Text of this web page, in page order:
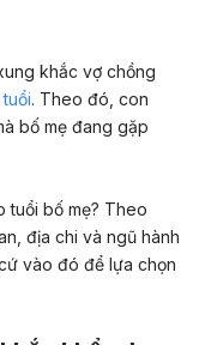
khắc vợ chồng
. Theo đó, con
bố mẹ đang gặp
tuổi bố mẹ? Theo
địa chi và ngũ hành
vào đó để lựa chọn